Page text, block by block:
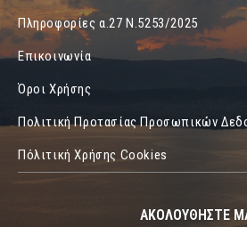
Πληροφορίες α.27 Ν.5253/2025
Επικοινωνία
Όροι Χρήσης
Πολιτική Προτασίας Προσωπικών
Πόλιτική Χρήσης Cookies
ΑΚΟΛΟΥΘΗΣΤΕ